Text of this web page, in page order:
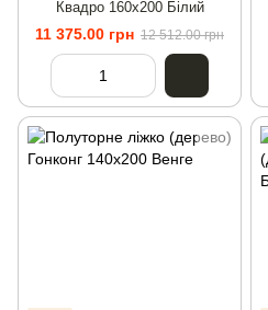
Квадро 160х200 Білий
11 375.00 грн 12 512.00 грн